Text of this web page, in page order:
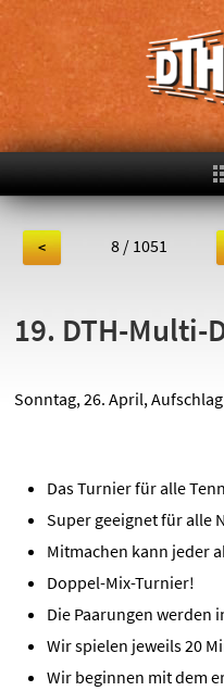
< 8 / 1051
19. DTH-Multi-
Sonntag, 26. April,
Das Turnier für alle
Super geeignet für alle
Mitmachen kann jeder
Doppel-Mix-Turnier!
Die Paarungen werden
Wir spielen jeweils 20
Wir beginnen mit dem